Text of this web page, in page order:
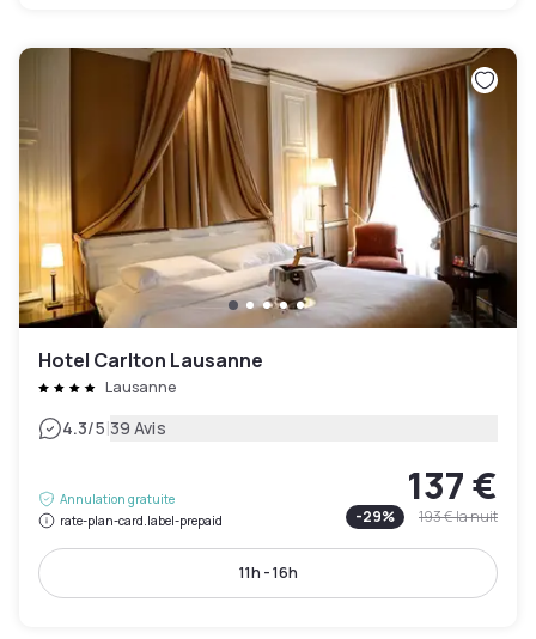
Hotel Carlton Lausanne
Lausanne
4.3/5|39 Avis
Annulation gratuite
rate-plan-card.label-prepaid
137 €
-29% 193 €la nuit
11h - 16h